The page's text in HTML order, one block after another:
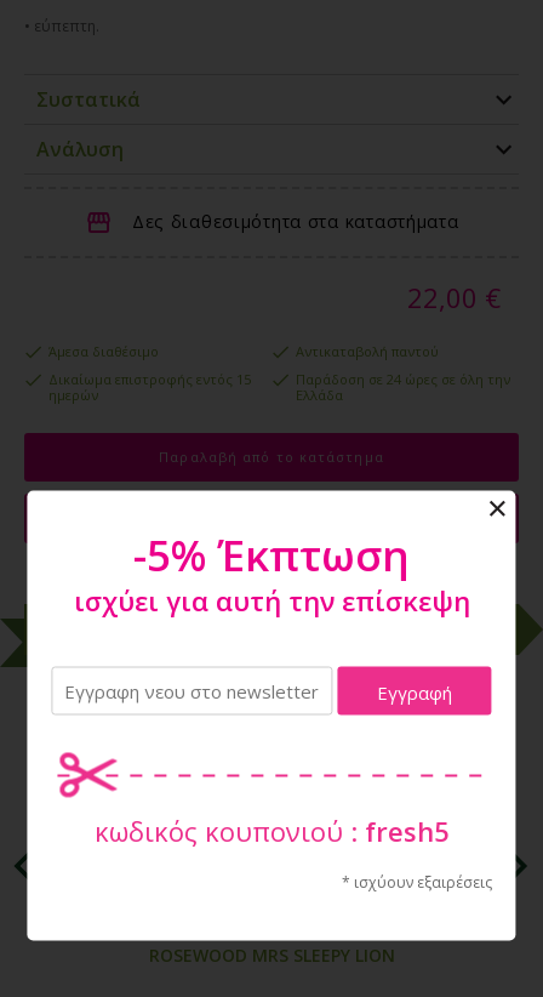
• εύπεπτη.
Συστατικά
Ανάλυση
Δες διαθεσιμότητα στα καταστήματα
22,00 €
Άμεσα διαθέσιμο
Αντικαταβολή παντού
Δικαίωμα επιστροφής εντός 15
ημερών
Παράδοση σε 24 ώρες σε όλη την
Ελλάδα
Παραλαβή από το κατάστημα
Προτείνουμε
ROSEWOOD MRS SLEEPY LION
-5% Έκπτωση
ισχύει για αυτή την επίσκεψη
κωδικός κουπονιού : fresh5
* ισχύουν εξαιρέσεις